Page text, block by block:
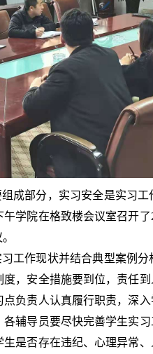
成部分，实习安全是实习
学院在格致楼会议室召开
工作现状并结合典型案例
，安全措施要到位，责任
负责人认真履行职责，深
辅导员要尽快完善学生实
是否存在违纪、心理异常